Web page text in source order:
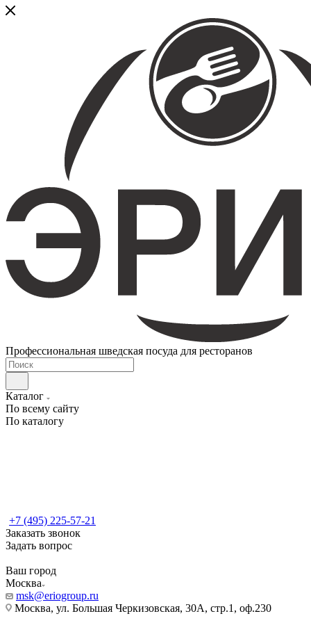
Профессиональная шведская посуда для ресторанов
Каталог
По всему сайту
По каталогу
+7 (495) 225-57-21
Заказать звонок
Задать вопрос
Ваш город
Москва
msk@eriogroup.ru
Москва, ул. Большая Черкизовская, 30А, стр.1, оф.230